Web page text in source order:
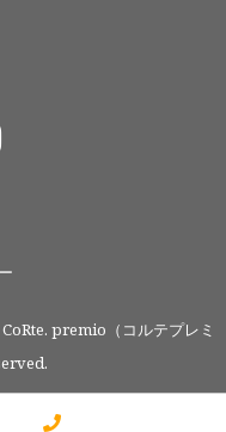
premio（コルテプレミ